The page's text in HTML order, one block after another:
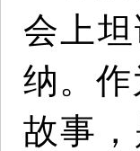
会上
纳。
故事